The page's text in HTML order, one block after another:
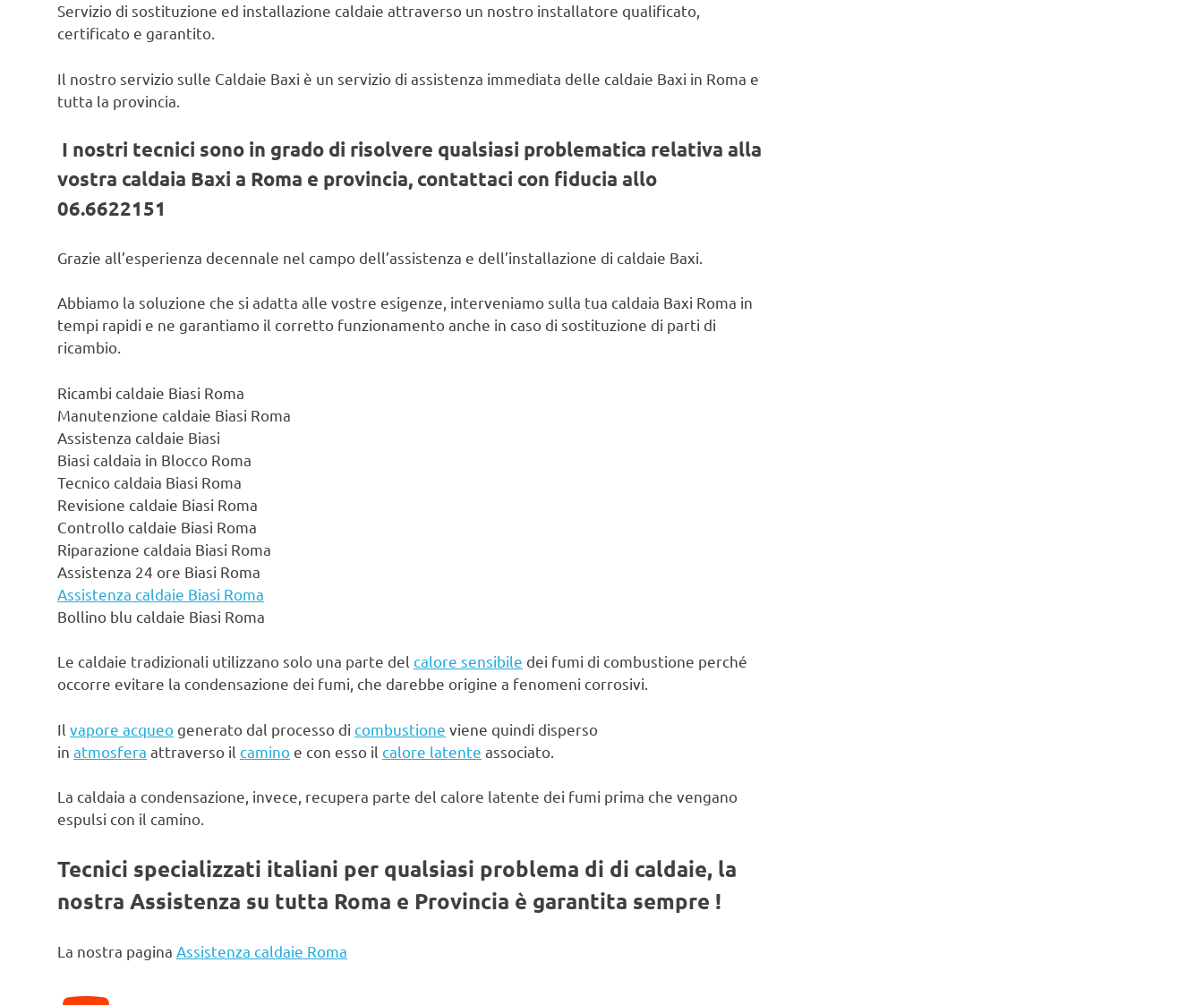
Servizio di sostituzione ed installazione caldaie attraverso un nostro installatore qualificato,
certificato e garantito.
Il nostro servizio sulle Caldaie Baxi è un servizio di assistenza immediata delle caldaie Baxi in Roma e
tutta la provincia.
I nostri tecnici sono in grado di risolvere qualsiasi problematica relativa alla
vostra caldaia Baxi a Roma e provincia, contattaci con fiducia allo
06.6622151
Grazie all’esperienza decennale nel campo dell’assistenza e dell’installazione di caldaie Baxi.
Abbiamo la soluzione che si adatta alle vostre esigenze, interveniamo sulla tua caldaia Baxi Roma in
tempi rapidi e ne garantiamo il corretto funzionamento anche in caso di sostituzione di parti di
ricambio.
Ricambi caldaie Biasi Roma
Manutenzione caldaie Biasi Roma
Assistenza caldaie Biasi
Biasi caldaia in Blocco Roma
Tecnico caldaia Biasi Roma
Revisione caldaie Biasi Roma
Controllo caldaie Biasi Roma
Riparazione caldaia Biasi Roma
Assistenza 24 ore Biasi Roma
Assistenza caldaie Biasi Roma
Bollino blu caldaie Biasi Roma
Le caldaie tradizionali utilizzano solo una parte del calore sensibile dei fumi di combustione perché
occorre evitare la condensazione dei fumi, che darebbe origine a fenomeni corrosivi.
Il vapore acqueo generato dal processo di combustione viene quindi disperso
in atmosfera attraverso il camino e con esso il calore latente associato.
La caldaia a condensazione, invece, recupera parte del calore latente dei fumi prima che vengano
espulsi con il camino.
Tecnici specializzati italiani per qualsiasi problema di di caldaie, la
nostra Assistenza su tutta Roma e Provincia è garantita sempre !
La nostra pagina Assistenza caldaie Roma